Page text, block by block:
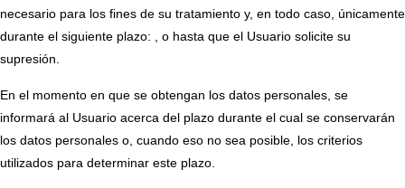
necesario para los fines de su tratamiento y, en todo caso, únicamente
durante el siguiente plazo: , o hasta que el Usuario solicite su
supresión.
En el momento en que se obtengan los datos personales, se
informará al Usuario acerca del plazo durante el cual se conservarán
los datos personales o, cuando eso no sea posible, los criterios
utilizados para determinar este plazo.